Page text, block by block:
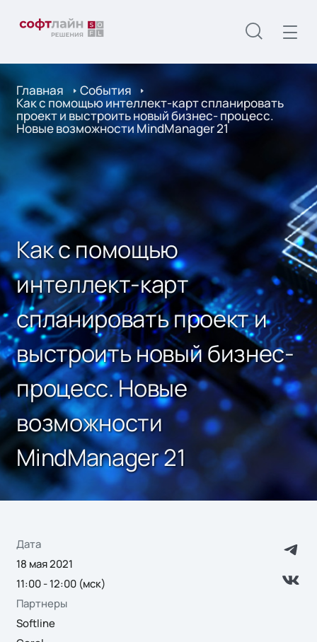
Главная События
Как с помощью интеллект-карт спланировать
проект и выстроить новый бизнес- процесс.
Новые возможности MindManager 21
Как с помощью
интеллект-карт
спланировать проект и
выстроить новый бизнес-
процесс. Новые
возможности
MindManager 21
Дата
18 мая 2021
11:00 - 12:00 (мск)
Партнеры
Softline